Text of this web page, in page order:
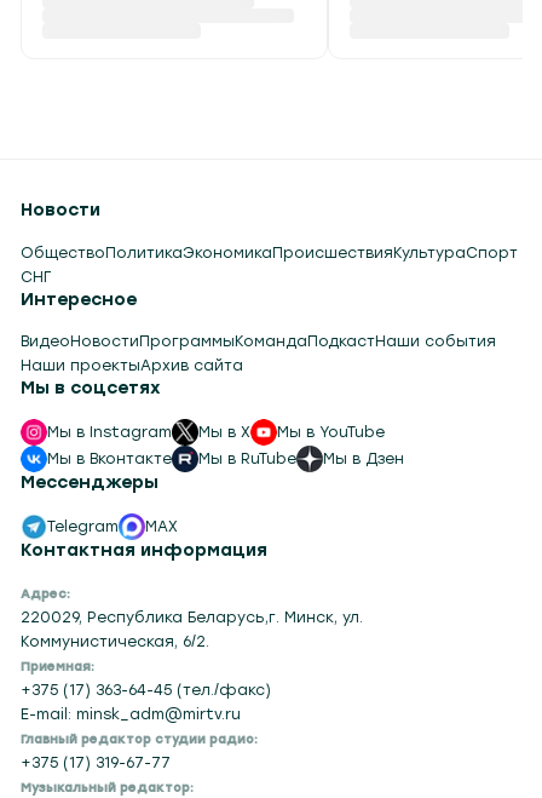
Контактная информация
Адрес:
220029, Республика Беларусь,г. Минск, ул.
Коммунистическая, 6/2.
Приемная:
+375 (17) 363-64-45 (тел./факс)
E-mail: minsk_adm@mirtv.ru
Главный редактор студии радио:
+375 (17) 319-67-77
Музыкальный редактор:
Новости
ОбществоПолитикаЭкономикаПроисшествияКультураСпорт
СНГ
Интересное
ВидеоНовостиПрограммыКомандаПодкастНаши события
Наши проектыАрхив сайта
Мы в соцсетях
Мы в Instagram Мы в X
Мы в YouTube
Мы в Вконтакте
Мы в RuTube Мы в Дзен
Мессенджеры
Telegram MAX